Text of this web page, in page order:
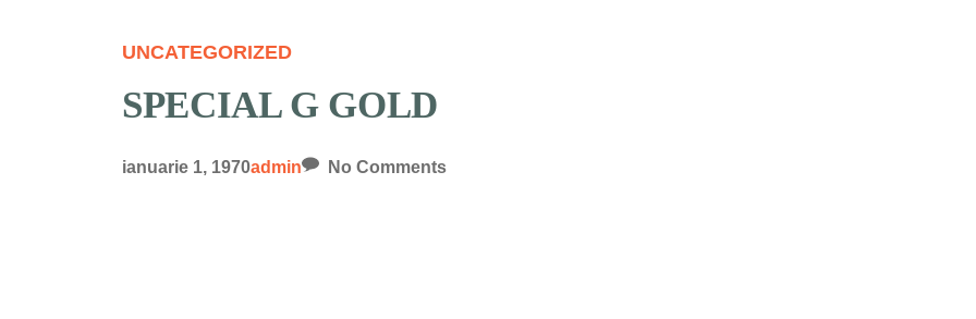
UNCATEGORIZED
SPECIAL G GOLD
ianuarie 1, 1970admin No Comments